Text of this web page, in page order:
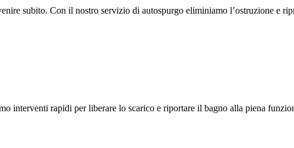
subito. Con il nostro servizio di autospurgo eliminiamo l’ostruzione e
interventi rapidi per liberare lo scarico e riportare il bagno alla piena